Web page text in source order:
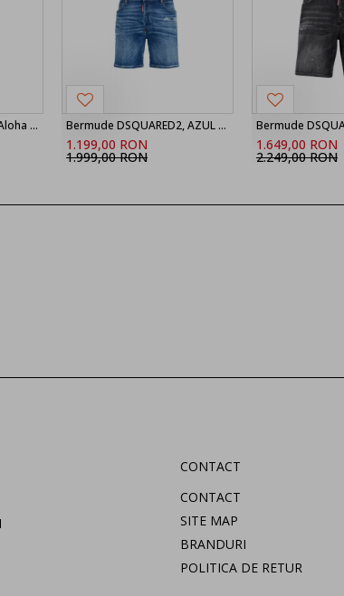
Bermude DSQUARED2, Aloha Souvenir Boxer Shorts Bermude DSQUARED2, AZUL MARINO Shorts vaqueros ‘Marine’, Bleu
1.199,00 RON
1.999,00 RON
1.649,00 RON
2.249,00 RON
CONTACT
CONTACT
SITE MAP
BRANDURI
POLITICA DE RETUR